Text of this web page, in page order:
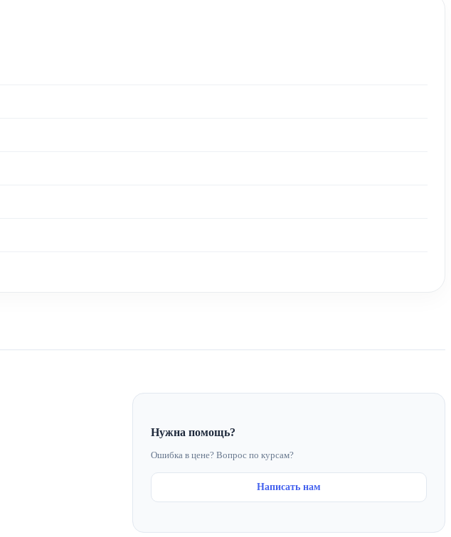
Нужна помощь?
Ошибка в цене? Вопрос по курсам?
Написать нам